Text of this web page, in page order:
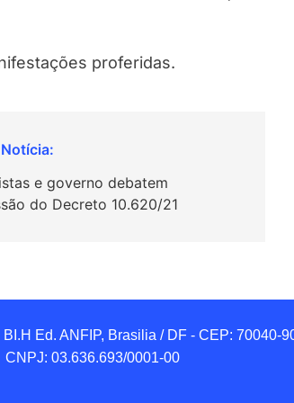
proferidas.
e governo debatem
do Decreto 10.620/21
Ed. ANFIP, Brasilia / DF - CEP: 70040-
CNPJ: 03.636.693/0001-00